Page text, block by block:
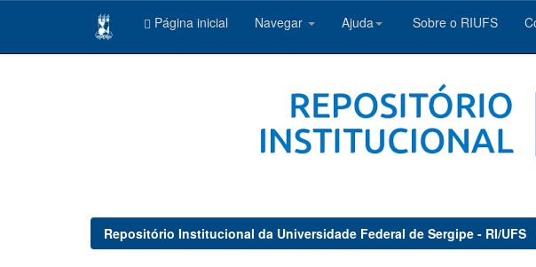
Página inicial Navegar Ajuda Sobre o RIUFS
Repositório Institucional da Universidade Federal de Sergipe - RI/UFS